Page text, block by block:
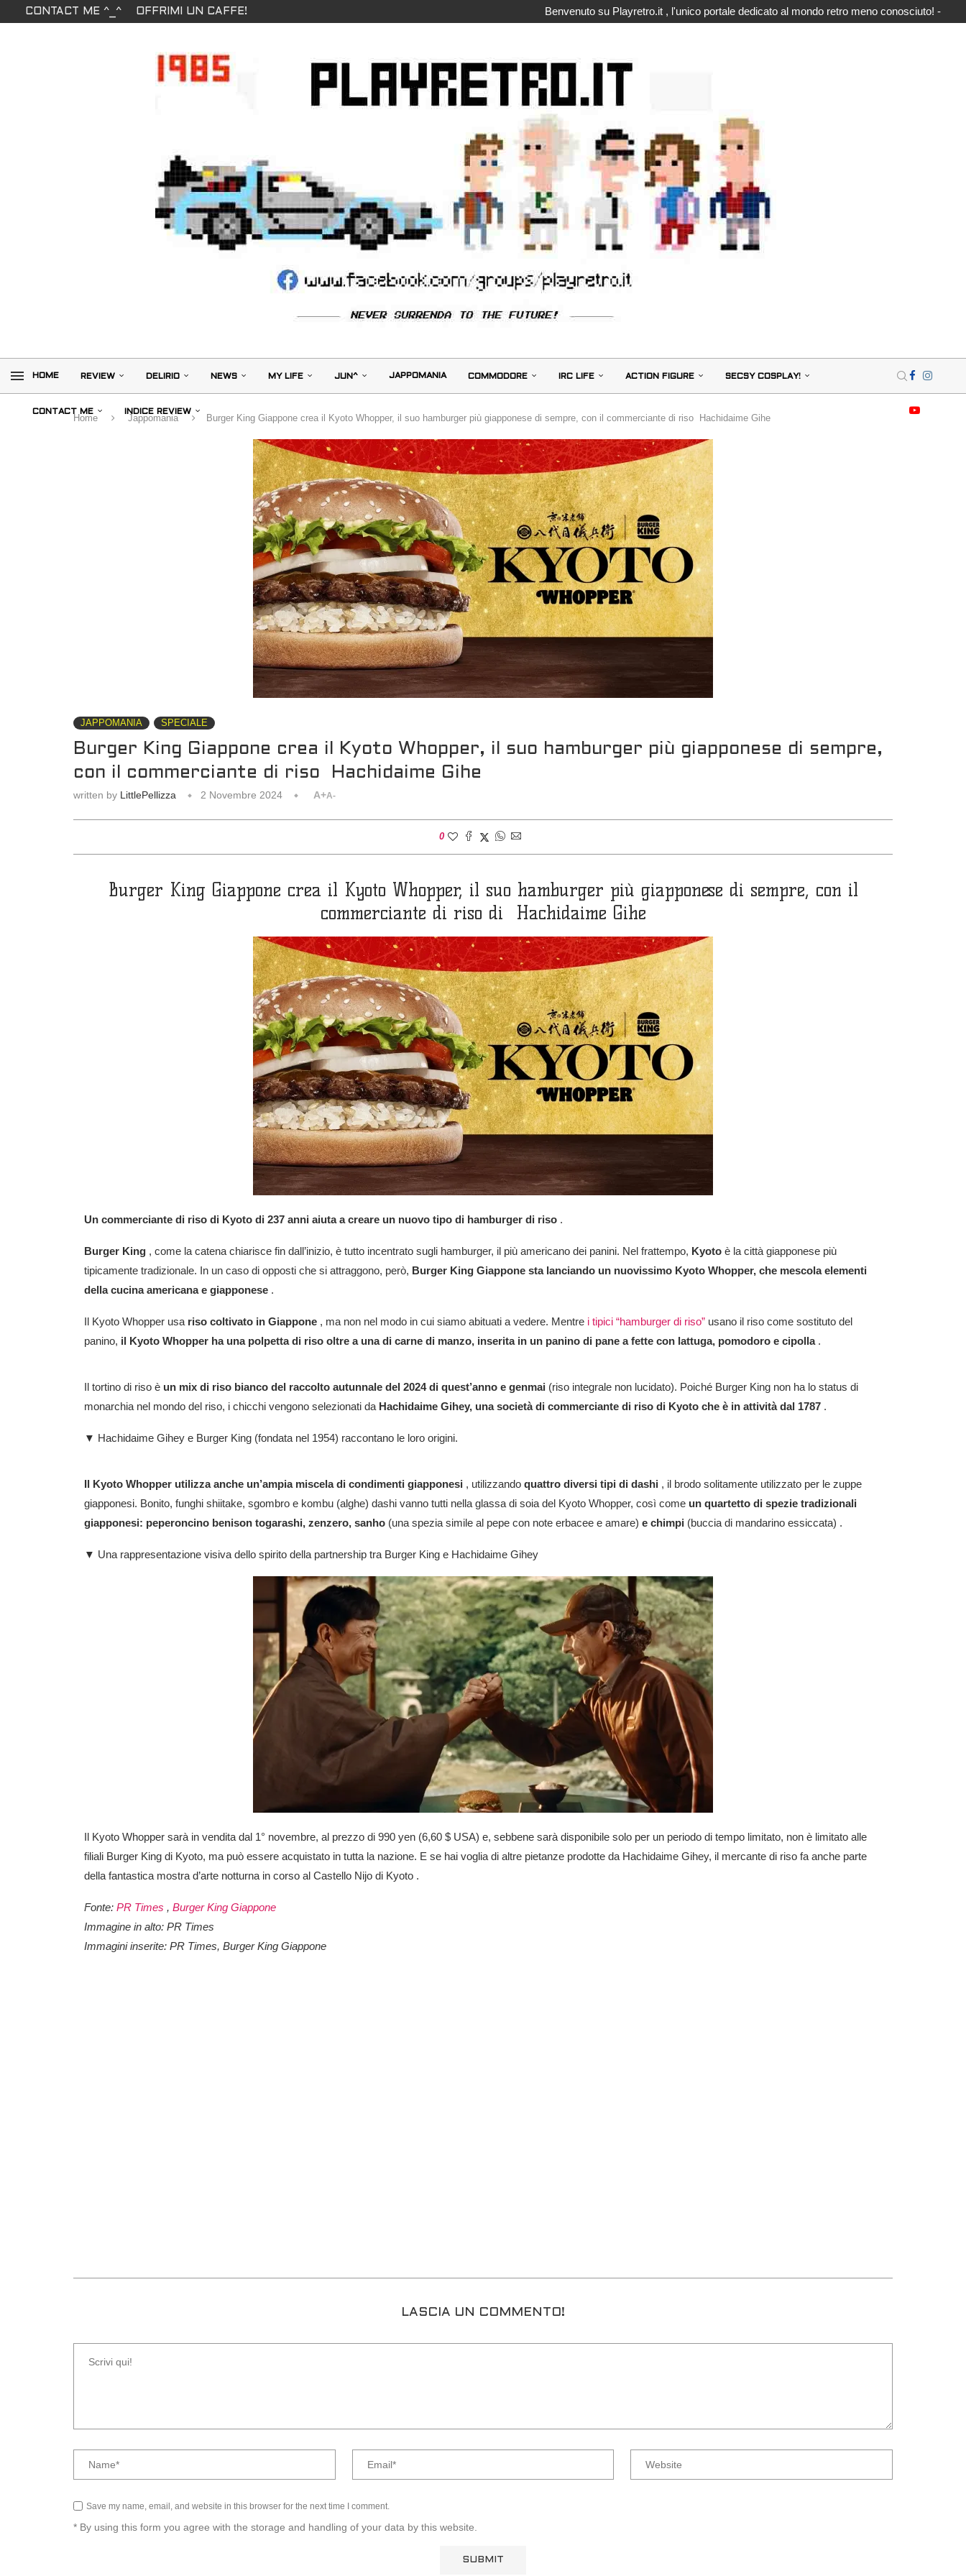
CONTACT ME ^_^ OFFRIMI UN CAFFE! Benvenuto su Playretro.it , l'unico portale dedicato al mondo retro meno conosciuto! -
HOME REVIEW DELIRIO NEWS MY LIFE JUN^ JAPPOMANIA COMMODORE IRC LIFE ACTION FIGURE SECSY COSPLAY!
CONTACT ME INDICE REVIEW
Home Jappomania Burger King Giappone crea il Kyoto Whopper, il suo hamburger più giapponese di sempre, con il commerciante di riso Hachidaime Gihe
JAPPOMANIA SPECIALE
Burger King Giappone crea il Kyoto Whopper, il suo hamburger più giapponese di sempre,
con il commerciante di riso Hachidaime Gihe
written by LittlePellizza 2 Novembre 2024 A+A-
0
Burger King Giappone crea il Kyoto Whopper, il suo hamburger più giapponese di sempre, con il
commerciante di riso di Hachidaime Gihe
Un commerciante di riso di Kyoto di 237 anni aiuta a creare un nuovo tipo di hamburger di riso .
Burger King , come la catena chiarisce fin dall’inizio, è tutto incentrato sugli hamburger, il più americano dei panini. Nel frattempo, Kyoto è la città giapponese più
tipicamente tradizionale. In un caso di opposti che si attraggono, però, Burger King Giappone sta lanciando un nuovissimo Kyoto Whopper, che mescola elementi
della cucina americana e giapponese .
Il Kyoto Whopper usa riso coltivato in Giappone , ma non nel modo in cui siamo abituati a vedere. Mentre i tipici “hamburger di riso” usano il riso come sostituto del
panino, il Kyoto Whopper ha una polpetta di riso oltre a una di carne di manzo, inserita in un panino di pane a fette con lattuga, pomodoro e cipolla.
Il tortino di riso è un mix di riso bianco del raccolto autunnale del 2024 di quest’anno e genmai (riso integrale non lucidato). Poiché Burger King non ha lo status di
monarchia nel mondo del riso, i chicchi vengono selezionati da Hachidaime Gihey, una società di commerciante di riso di Kyoto che è in attività dal 1787 .
▼ Hachidaime Gihey e Burger King (fondata nel 1954) raccontano le loro origini.
Il Kyoto Whopper utilizza anche un’ampia miscela di condimenti giapponesi , utilizzando quattro diversi tipi di dashi , il brodo solitamente utilizzato per le zuppe
giapponesi. Bonito, funghi shiitake, sgombro e kombu (alghe) dashi vanno tutti nella glassa di soia del Kyoto Whopper, così come un quartetto di spezie tradizionali
giapponesi: peperoncino benison togarashi, zenzero, sanho (una spezia simile al pepe con note erbacee e amare) e chimpi (buccia di mandarino essiccata) .
▼ Una rappresentazione visiva dello spirito della partnership tra Burger King e Hachidaime Gihey
Il Kyoto Whopper sarà in vendita dal 1° novembre, al prezzo di 990 yen (6,60 $ USA) e, sebbene sarà disponibile solo per un periodo di tempo limitato, non è limitato alle
filiali Burger King di Kyoto, ma può essere acquistato in tutta la nazione. E se hai voglia di altre pietanze prodotte da Hachidaime Gihey, il mercante di riso fa anche parte
della fantastica mostra d’arte notturna in corso al Castello Nijo di Kyoto .
Fonte: PR Times , Burger King Giappone
Immagine in alto: PR Times
Immagini inserite: PR Times, Burger King Giappone
LASCIA UN COMMENTO!
Save my name, email, and website in this browser for the next time I comment.
* By using this form you agree with the storage and handling of your data by this website.